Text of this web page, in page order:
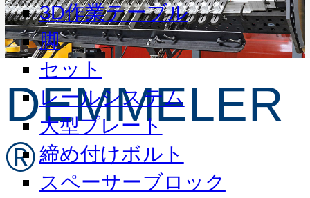
3D作業テーブル
脚
セット
レールシステム
大型プレート
締め付けボルト
スペーサーブロック
DEMMELER
®